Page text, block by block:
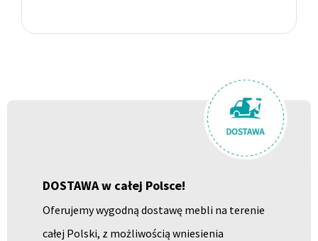
DOSTAWA w całej Polsce!
Oferujemy wygodną dostawę mebli na terenie
całej Polski, z możliwością wniesienia